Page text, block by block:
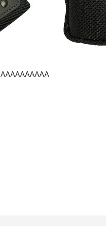
AAAAAAAAAA